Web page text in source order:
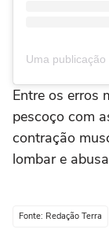
Entre os erros
pescoço com
contração
lombar e
Fonte: Redação Terra